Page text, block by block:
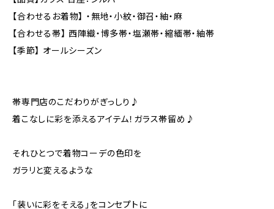
【合わせるお着物】 ・無地・小紋・御召・紬・麻
【合わせる帯】 西陣織・博多帯・塩瀬帯・縮緬帯・紬帯
【季節】 オールシーズン
帯専門店のこだわりがぎっしり♪
着こなしに彩を添えるアイテム！ガラス帯留め♪
それひとつで着物コーデの色印を
ガラリと変えるような
「装いに彩をそえる」をコンセプトに